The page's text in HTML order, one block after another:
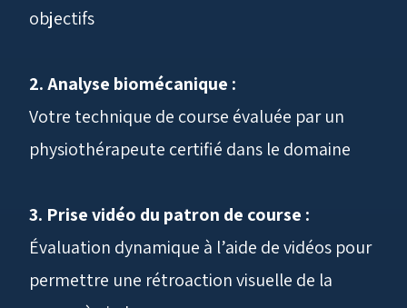
objectifs
2. Analyse biomécanique :
Votre technique de course évaluée par un
physiothérapeute certifié dans le domaine
3. Prise vidéo du patron de course :
Évaluation dynamique à l’aide de vidéos pour
permettre une rétroaction visuelle de la